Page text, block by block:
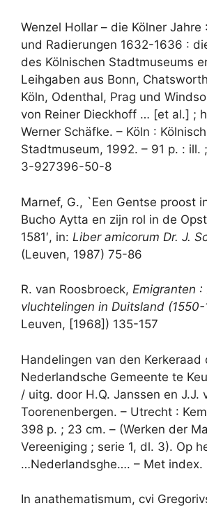
Wenzel Hollar – die Kölner Jahre
und Radierungen 1632-1636 :
des Kölnischen Stadtmuseums
Leihgaben aus Bonn,
Köln, Odenthal, Prag und
von Reiner Dieckhoff … [et al.] ;
Werner Schäfke. – Köln :
Stadtmuseum, 1992. – 91 p. : ill.
3-927396-50-8
Marnef, G., `Een Gentse proost
Bucho Aytta en zijn rol in de
1581′, in: Liber amicorum Dr. J.
(Leuven, 1987) 75-86
R. van Roosbroeck, Emigranten
vluchtelingen in Duitsland
Leuven, [1968]) 135-157
Handelingen van den Kerkeraad
Nederlandsche Gemeente te
/ uitg. door H.Q. Janssen en J.J.
Toorenenbergen. – Utrecht :
398 p. ; 23 cm. – (Werken der
Vereeniging ; serie 1, dl. 3). Op
…Nederlandsghe…. – Met index.
In anathematismum, cvi